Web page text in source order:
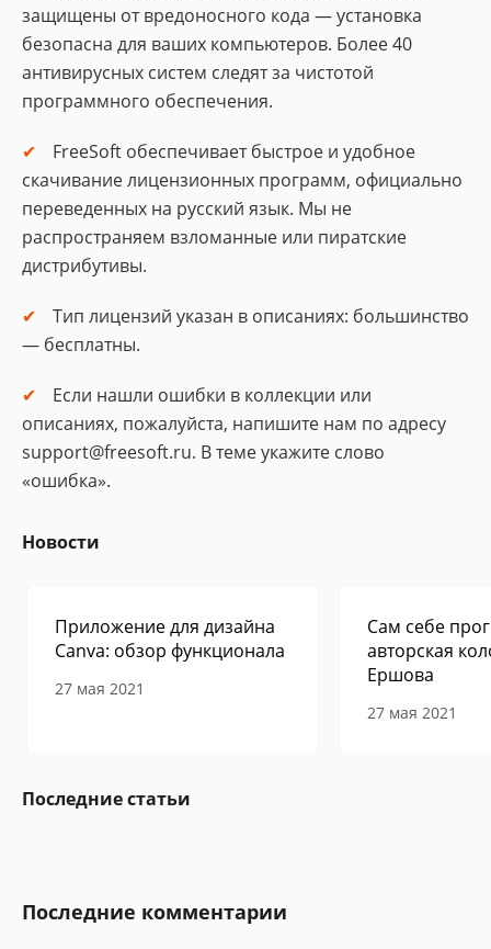
защищены от вредоносного кода — установка
безопасна для ваших компьютеров. Более 40
антивирусных систем следят за чистотой
программного обеспечения.
FreeSoft обеспечивает быстрое и удобное
скачивание лицензионных программ, официально
переведенных на русский язык. Мы не
распространяем взломанные или пиратские
дистрибутивы.
Тип лицензий указан в описаниях: большинство
— бесплатны.
Если нашли ошибки в коллекции или
описаниях, пожалуйста, напишите нам по адресу
support@freesoft.ru. В теме укажите слово
«ошибка».
Новости
Приложение для дизайна
Canva: обзор функционала
27 мая 2021
Сам себе
авторская
Ершова
27 мая 2021
Последние статьи
Последние комментарии